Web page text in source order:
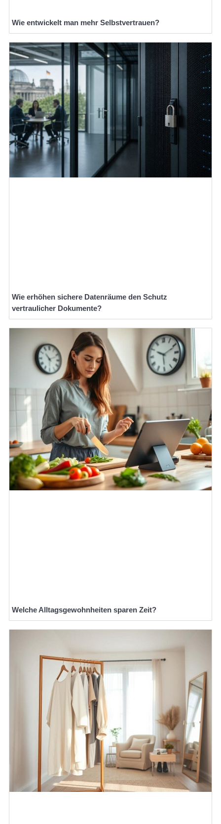
Wie entwickelt man mehr Selbstvertrauen?
Wie erhöhen sichere Datenräume den Schutz
vertraulicher Dokumente?
Welche Alltagsgewohnheiten sparen Zeit?